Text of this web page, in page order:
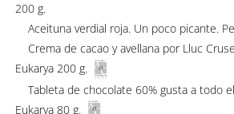
200 g.
Aceituna verdial roja. Un poco picante.
Crema de cacao y avellana por Lluc
Eukarya 200 g.
Tableta de chocolate 60% gusta a todo
Eukarya 80 g.